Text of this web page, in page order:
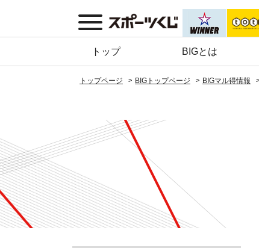
トップ BIGとは
トップページ BIGトップページ BIGマル得情報